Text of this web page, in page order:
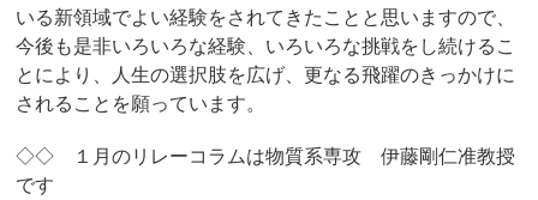
いる新領域でよい経験をされてきたことと思いますので、
今後も是非いろいろな経験、いろいろな挑戦をし続けるこ
とにより、人生の選択肢を広げ、更なる飛躍のきっかけに
されることを願っています。
◇◇ １月のリレーコラムは物質系専攻 伊藤剛仁准教授
です